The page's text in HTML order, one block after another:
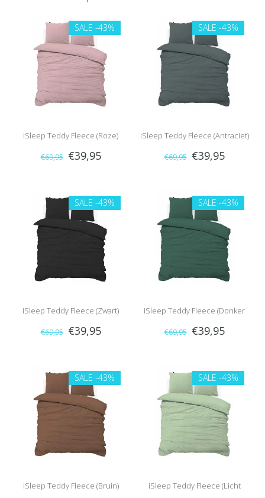
SALE -43%
iSleep Teddy Fleece (Roze)
€69,95 €39,95
SALE -43%
iSleep Teddy Fleece (Antraciet)
€69,95 €39,95
SALE -43%
iSleep Teddy Fleece (Zwart)
€69,95 €39,95
SALE -43%
iSleep Teddy Fleece (Donker
Groen)
€69,95 €39,95
SALE -43%
iSleep Teddy Fleece (Bruin)
SALE -43%
iSleep Teddy Fleece (Licht